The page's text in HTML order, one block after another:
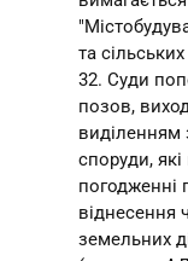
та
32. Суди
позов,
виділенням
споруди,
погодженні
віднесення
земельних